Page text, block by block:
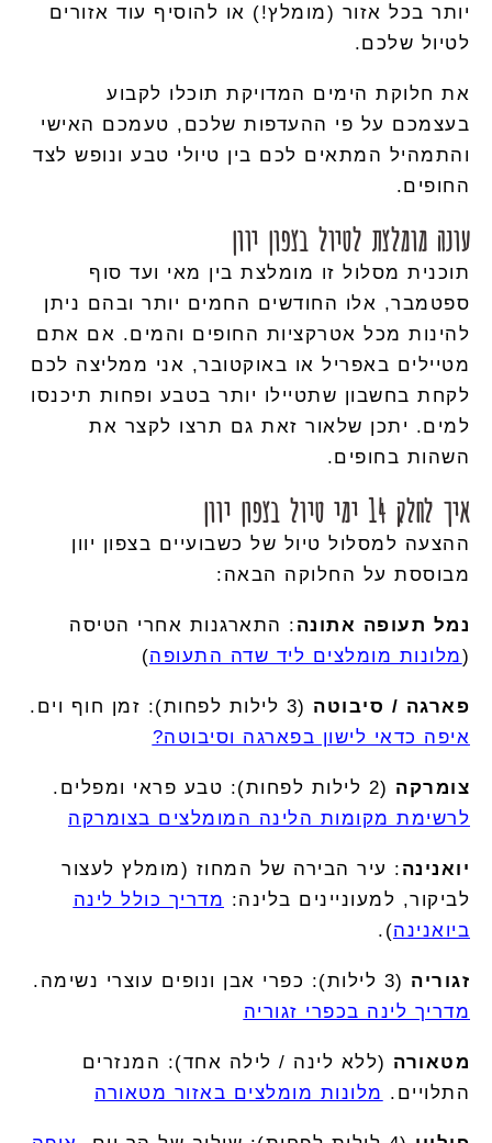
יותר בכל אזור (מומלץ!) או להוסיף עוד אזורים
לטיול שלכם.
את חלוקת הימים המדויקת תוכלו לקבוע
בעצמכם על פי ההעדפות שלכם, טעמכם האישי
והתמהיל המתאים לכם בין טיולי טבע ונופש לצד
החופים.
עונה מומלצת לטיול בצפון יוון
תוכנית מסלול זו מומלצת בין מאי ועד סוף
ספטמבר, אלו החודשים החמים יותר ובהם ניתן
להינות מכל אטרקציות החופים והמים. אם אתם
מטיילים באפריל או באוקטובר, אני ממליצה לכם
לקחת בחשבון שתטיילו יותר בטבע ופחות תיכנסו
למים. יתכן שלאור זאת גם תרצו לקצר את
השהות בחופים.
איך לחלק 14 ימי טיול בצפון יוון
ההצעה למסלול טיול של כשבועיים בצפון יוון
מבוססת על החלוקה הבאה:
נמל תעופה אתונה : התארגנות אחרי הטיסה
(מלונות מומלצים ליד שדה התעופה)
פארגה / סיבוטה (3 לילות לפחות): זמן חוף וים.
איפה כדאי לישון בפארגה וסיבוטה?
צומרקה (2 לילות לפחות): טבע פראי ומפלים.
לרשימת מקומות הלינה המומלצים בצומרקה
יואנינה : עיר הבירה של המחוז (מומלץ לעצור
לביקור, למעוניינים בלינה: מדריך כולל לינה
ביואנינה).
זגוריה (3 לילות): כפרי אבן ונופים עוצרי נשימה.
מדריך לינה בכפרי זגוריה
מטאורה (ללא לינה / לילה אחד): המנזרים
התלויים. מלונות מומלצים באזור מטאורה